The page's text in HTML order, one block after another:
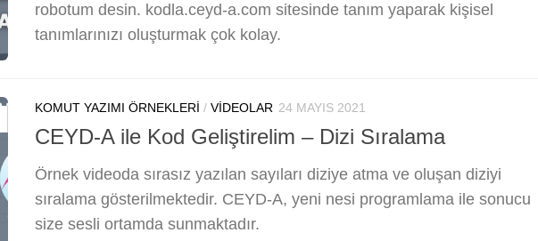
robotum desin. kodla.ceyd-a.com sitesinde tanım yaparak kişisel
tanımlarınızı oluşturmak çok kolay.
KOMUT YAZIMI ÖRNEKLERI / VIDEOLAR 24 MAYIS 2021
CEYD-A ile Kod Geliştirelim – Dizi Sıralama
Örnek videoda sırasız yazılan sayıları diziye atma ve oluşan diziyi
sıralama gösterilmektedir. CEYD-A, yeni nesi programlama ile sonucu
size sesli ortamda sunmaktadır.